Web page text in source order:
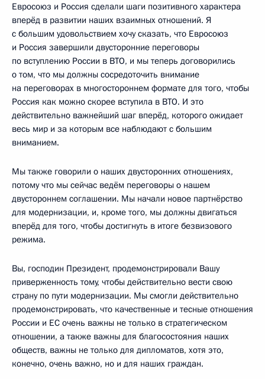
Евросоюз и Россия сделали шаги позитивного характера
вперёд в развитии наших взаимных отношений. Я
с большим удовольствием хочу сказать, что Евросоюз
и Россия завершили двусторонние переговоры
по вступлению России в ВТО, и мы теперь договорились
о том, что мы должны сосредоточить внимание
на переговорах в многостороннем формате для того, чтобы
Россия как можно скорее вступила в ВТО. И это
действительно важнейший шаг вперёд, которого ожидает
весь мир и за которым все наблюдают с большим
вниманием.
Мы также говорили о наших двусторонних отношениях,
потому что мы сейчас ведём переговоры о нашем
двустороннем соглашении. Мы начали новое партнёрство
для модернизации, и, кроме того, мы должны двигаться
вперёд для того, чтобы достигнуть в итоге безвизового
режима.
Вы, господин Президент, продемонстрировали Вашу
приверженность тому, чтобы действительно вести свою
страну по пути модернизации. Мы смогли действительно
продемонстрировать, что качественные и тесные отношения
России и ЕС очень важны не только в стратегическом
отношении, а также важны для благосостояния наших
обществ, важны не только для дипломатов, хотя это,
конечно, очень важно, но и для наших граждан.